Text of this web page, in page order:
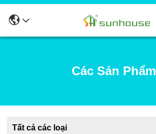
Các Sản Phẩm
Tất cả các loại